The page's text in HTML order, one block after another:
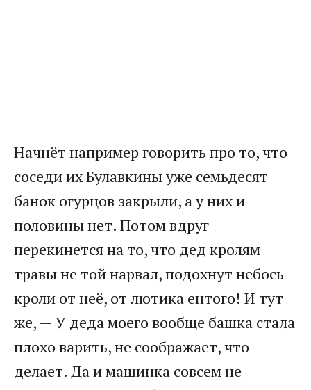
Начнёт например говорить про то, что
соседи их Булавкины уже семьдесят
банок огурцов закрыли, а у них и
половины нет. Потом вдруг
перекинется на то, что дед кролям
травы не той нарвал, подохнут небось
кроли от неё, от лютика ентого! И тут
же, — У деда моего вообще башка стала
плохо варить, не соображает, что
делает. Да и машинка совсем не